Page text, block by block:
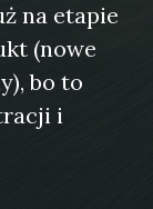
na etapie
(nowe
bo to
i